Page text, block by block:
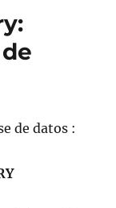
de datos :